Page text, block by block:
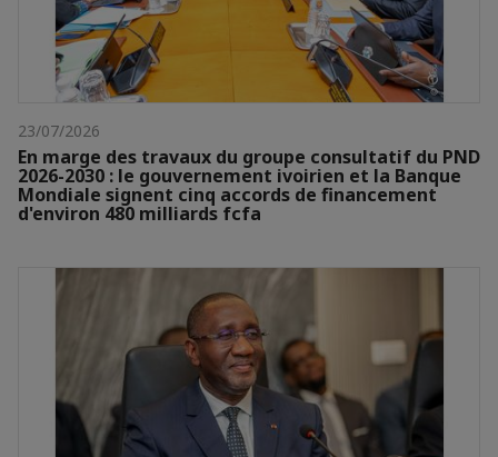
23/07/2026
En marge des travaux du groupe consultatif du PND
2026-2030 : le gouvernement ivoirien et la Banque
Mondiale signent cinq accords de financement
d'environ 480 milliards fcfa